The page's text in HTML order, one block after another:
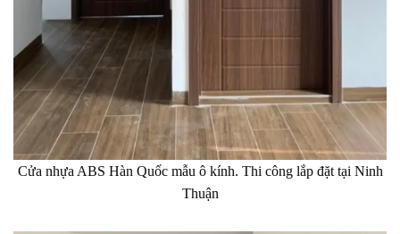
Cửa nhựa ABS Hàn Quốc mẫu ô kính. Thi công lắp đặt tại Ninh
Thuận